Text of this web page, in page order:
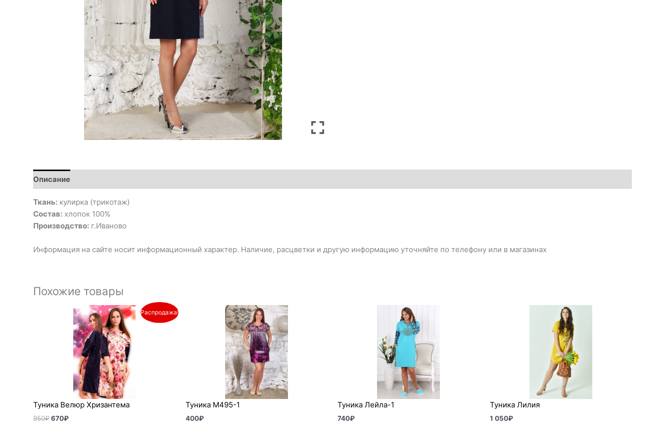
Описание
Ткань: кулирка (трикотаж)
Состав: хлопок 100%
Производство: г.Иваново
Информация на сайте носит информационный характер. Наличие, расцветки и другую информацию уточняйте по телефону или в магазинах
Похожие товары
Распродажа!
Туника Велюр Хризантема
950₽
Первоначальная
составляла
670₽
Текущая
цена:
670₽.
Туника М495-1
400₽
Туника Лейла-1
740₽
Туника Лилия
1 050₽